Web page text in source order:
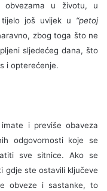
obvezama u životu, u
još uvijek u “petoj
zbog toga što ne
sljedećeg dana, što
i opterećenje.
i previše obaveza
odgovornosti koje se
sve sitnice. Ako se
gdje ste ostavili ključeve
obveze i sastanke, to